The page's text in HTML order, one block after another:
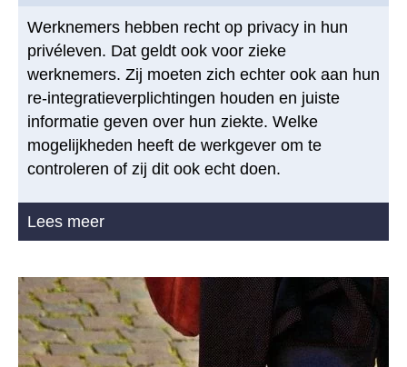
Werknemers hebben recht op privacy in hun
privéleven. Dat geldt ook voor zieke
werknemers. Zij moeten zich echter ook aan hun
re-integratieverplichtingen houden en juiste
informatie geven over hun ziekte. Welke
mogelijkheden heeft de werkgever om te
controleren of zij dit ook echt doen.
Lees meer